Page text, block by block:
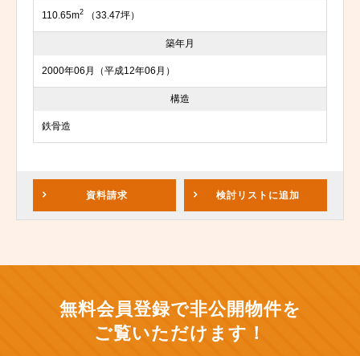
110.65m2 （33.47坪）
築年月
2000年06月（平成12年06月）
構造
鉄骨造
資料請求 検討リスト に追加
無料会員登録で非公開物件を
ご覧いただけます！